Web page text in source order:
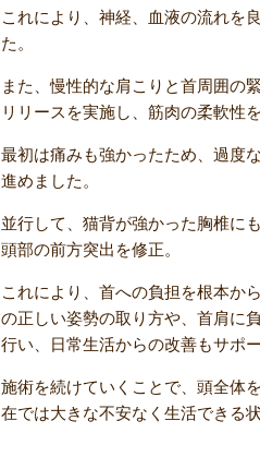
これにより、神経、血液の流れを
た。
また、慢性的な肩こりと首周囲の
リリースを実施し、筋肉の柔軟性
最初は痛みも強かったため、過度
進めました。
並行して、猫背が強かった胸椎に
頭部の前方突出を修正。
これにより、首への負担を根本か
の正しい姿勢の取り方や、首肩に
行い、日常生活からの改善もサポ
施術を続けていくことで、頭全体
在では大きな不安なく生活できる